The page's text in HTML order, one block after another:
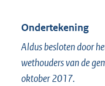
Ondertekening
Aldus besloten door
wethouders van de
oktober 2017.